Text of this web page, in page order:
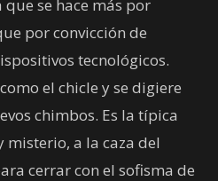
se hace más por
por convicción de
tecnológicos.
el chicle y se digiere
chimbos. Es la típica
misterio, a la caza del
cerrar con el sofisma de